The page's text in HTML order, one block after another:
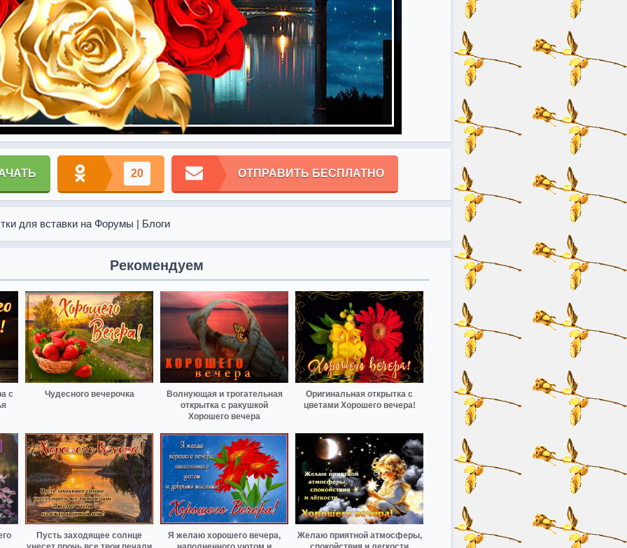
20 ОТПРАВИТЬ БЕСПЛАТНО
для вставки на Форумы | Блоги
Рекомендуем
с
Чудесного вечерочка
Волнующая и трогательная
открытка с ракушкой
Хорошего вечера
Оригинальная открытка с
цветами Хорошего вечера!
Пусть заходящее солнце
Я желаю хорошего вечера,
Желаю приятной атмосферы,